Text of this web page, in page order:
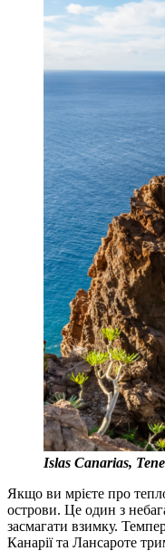
Islas Canarias,
Якщо ви мрієте про
острови. Це один з
засмагати взимку.
Канарії та Лансароте